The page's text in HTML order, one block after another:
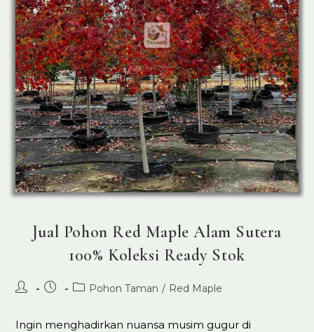
Jual Pohon Red Maple Alam Sutera
100% Koleksi Ready Stok
Post Post PostPohon Taman / Red Maple
Ingin menghadirkan nuansa musim gugur di